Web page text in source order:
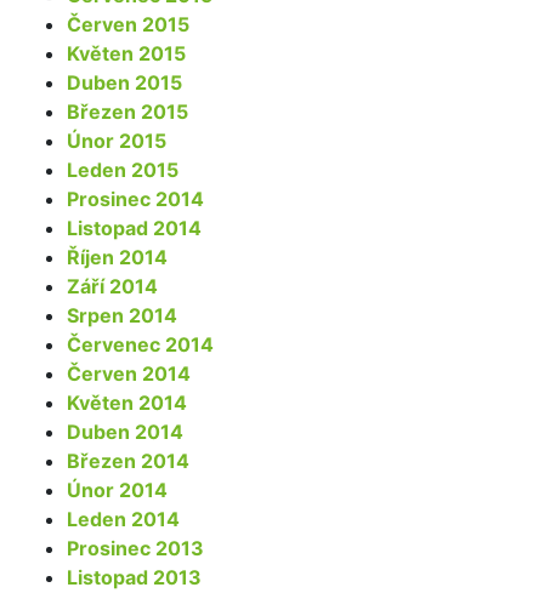
Červen 2015
Květen 2015
Duben 2015
Březen 2015
Únor 2015
Leden 2015
Prosinec 2014
Listopad 2014
Říjen 2014
Září 2014
Srpen 2014
Červenec 2014
Červen 2014
Květen 2014
Duben 2014
Březen 2014
Únor 2014
Leden 2014
Prosinec 2013
Listopad 2013